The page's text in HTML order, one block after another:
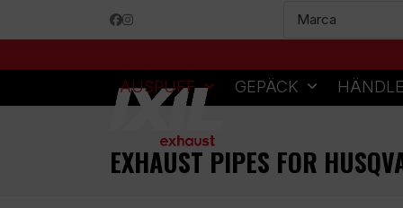
Facebook
Instagram
AUSPUFF GEPÄCK
EXHAUST PIPES FOR